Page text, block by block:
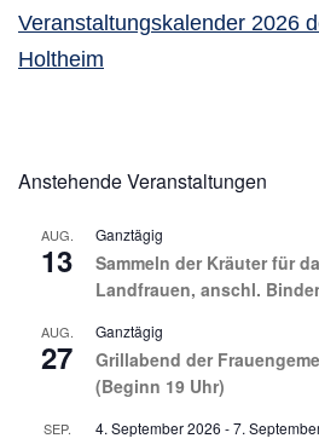
Veranstaltungskalender 2026
Holtheim
Anstehende Veranstaltungen
AUG.
13
Ganztägig
Sammeln der Kräuter für
Landfrauen, anschl.
AUG.
27
Ganztägig
Grillabend der
(Beginn 19 Uhr)
SEP. 4. September 2026 -7.